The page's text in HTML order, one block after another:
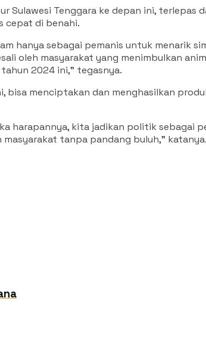
Sulawesi Tenggara ke depan ini,
cepat di benahi.
hanya sebagai pemanis untuk menarik
oleh masyarakat yang menimbulkan
2024 ini,” tegasnya.
bisa menciptakan dan menghasilkan
harapannya, kita jadikan politik sebagai
tanpa pandang buluh,” katanya.